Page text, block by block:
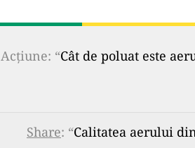
Acțiune: “Cât de poluat este
Share: “Calitatea aerului